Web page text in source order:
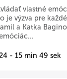
vlastné
je výzva pre
a Katka
- 15 min 49 sek